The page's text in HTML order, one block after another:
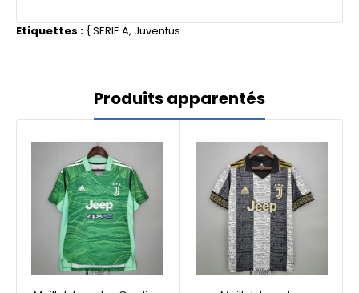
Etiquettes : {SERIE A, Juventus
Produits apparentés